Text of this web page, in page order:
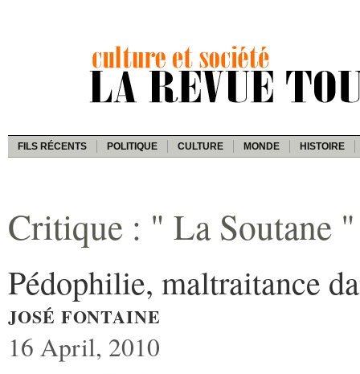
FILS RÉCENTS POLITIQUE CULTURE MONDE HISTOIRE
Critique : " La Soutane
Pédophilie, maltraitance
JOSÉ FONTAINE
16 April, 2010